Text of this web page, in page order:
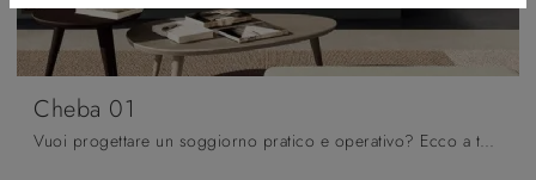
Cheba 01
Vuoi progettare un soggiorno pratico e operativo? Ecco a te la parete attrezzata Cheba 01 Fratelli Mirandola dalle forme decise moderne.